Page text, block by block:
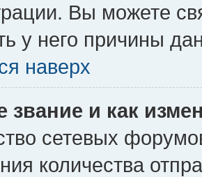
Вы можете
у него причины
наверх
звание и как
сетевых
количества